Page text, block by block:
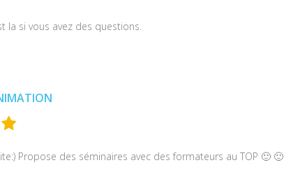
la si vous avez des questions.
Propose des séminaires avec des formateurs au TOP 🙂 🙂